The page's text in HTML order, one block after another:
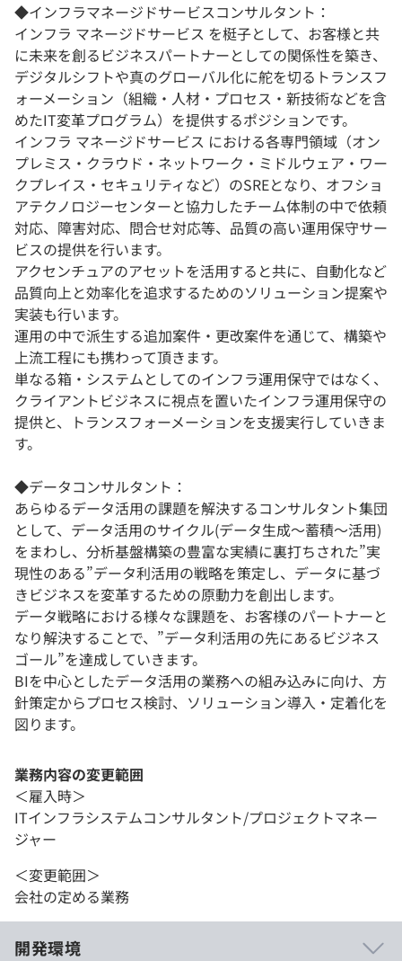
◆インフラマネージドサービスコンサルタント：
インフラ マネージドサービス を梃子として、お客様と共
に未来を創るビジネスパートナーとしての関係性を築き、
デジタルシフトや真のグローバル化に舵を切るトランスフ
ォーメーション（組織・人材・プロセス・新技術などを含
めたIT変革プログラム）を提供するポジションです。
インフラ マネージドサービス における各専門領域（オン
プレミス・クラウド・ネットワーク・ミドルウェア・ワー
クプレイス・セキュリティなど）のSREとなり、オフショ
アテクノロジーセンターと協力したチーム体制の中で依頼
対応、障害対応、問合せ対応等、品質の高い運用保守サー
ビスの提供を行います。
アクセンチュアのアセットを活用すると共に、自動化など
品質向上と効率化を追求するためのソリューション提案や
実装も行います。
運用の中で派生する追加案件・更改案件を通じて、構築や
上流工程にも携わって頂きます。
単なる箱・システムとしてのインフラ運用保守ではなく、
クライアントビジネスに視点を置いたインフラ運用保守の
提供と、トランスフォーメーションを支援実行していきま
す。
◆データコンサルタント：
あらゆるデータ活用の課題を解決するコンサルタント集団
として、データ活用のサイクル(データ生成～蓄積～活用)
をまわし、分析基盤構築の豊富な実績に裏打ちされた”実
現性のある”データ利活用の戦略を策定し、データに基づ
きビジネスを変革するための原動力を創出します。
データ戦略における様々な課題を、お客様のパートナーと
なり解決することで、”データ利活用の先にあるビジネス
ゴール”を達成していきます。
BIを中心としたデータ活用の業務への組み込みに向け、方
針策定からプロセス検討、ソリューション導入・定着化を
図ります。
業務内容の変更範囲
＜雇入時＞
ITインフラシステムコンサルタント/プロジェクトマネー
ジャー
＜変更範囲＞
会社の定める業務
開発環境